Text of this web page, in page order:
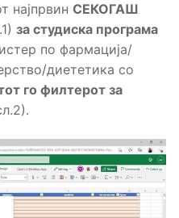
најпрвин СЕКОГАШ
за студиска програма
по фармација/
диететика со
го филтерот за